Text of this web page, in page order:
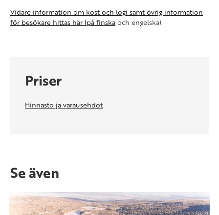
Vidare information om kost och logi samt övrig information
för besökare hittas här (på finskaoch engelska).
Priser
Hinnasto ja varausehdot
Se även